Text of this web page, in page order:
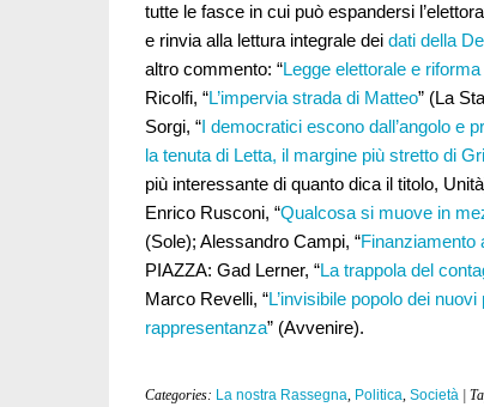
tutte le fasce in cui può espandersi
e rinvia alla lettura integrale dei dati della
altro commento: “Legge elettorale e
Ricolfi, “L’impervia strada di Matteo” (La
Sorgi, “I democratici escono dall’angolo e
la tenuta di Letta, il margine più stretto di
più interessante di quanto dica il titolo,
Enrico Rusconi, “Qualcosa si muove in
(Sole); Alessandro Campi, “Finanziamento
PIAZZA: Gad Lerner, “La trappola del
Marco Revelli, “L’invisibile popolo dei nuovi
rappresentanza” (Avvenire).
Categories: La nostra Rassegna, Politica, Società |